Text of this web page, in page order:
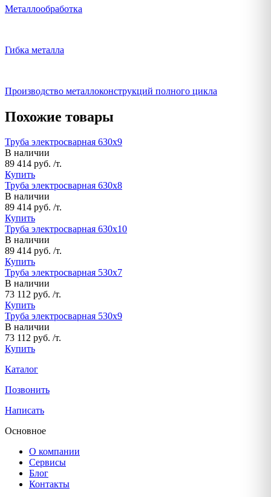
Металлообработка
Гибка металла
Производство металлоконструкций полного цикла
Похожие товары
Труба электросварная 630х9
В наличии
89 414 руб. /т.
Купить
Труба электросварная 630х8
В наличии
89 414 руб. /т.
Купить
Труба электросварная 630х10
В наличии
89 414 руб. /т.
Купить
Труба электросварная 530х7
В наличии
73 112 руб. /т.
Купить
Труба электросварная 530х9
В наличии
73 112 руб. /т.
Купить
Каталог
Позвонить
Написать
Основное
О компании
Сервисы
Блог
Контакты